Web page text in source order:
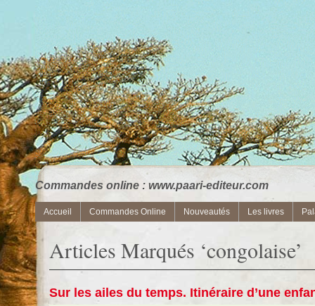
Commandes online : www.paari-editeur.com
Accueil Commandes Online Nouveautés Les livres
Articles Marqués ‘congolaise’
Sur les ailes du temps. Itinéraire d’une